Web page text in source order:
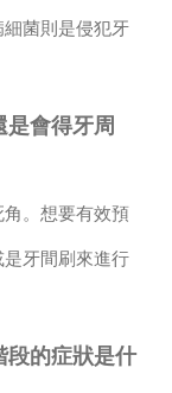
菌則是侵犯牙
是會得牙周
。想要有效預
牙間刷來進行
段的症狀是什